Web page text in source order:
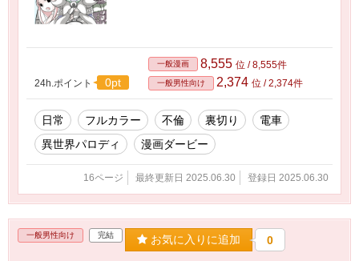
24h.ポイント 0pt
一般漫画 8,555 位 / 8,555件
一般男性向け 2,374 位 / 2,374件
日常 フルカラー 不倫 裏切り
電車
異世界パロディ
漫画ダービー
16ページ 最終更新日 2025.06.30 登録日 2025.06.30
一般男性向け 完結 お気に入りに追加 0